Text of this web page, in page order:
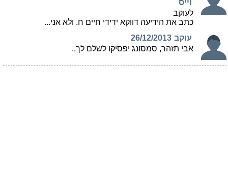
וייס
לעוקב
כתב את הידיעה דווקא ידידי חיים ח. ולא אני...
עוקב 26/12/2013
אבי תזהר, סמסונג יפסיקו לשלם לך..